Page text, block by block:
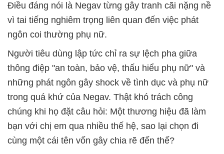
Điều đáng nói là Negav từng gây tranh cãi nặng nề
vì tai tiếng nghiêm trọng liên quan đến việc phát
ngôn coi thường phụ nữ.
Người tiêu dùng lập tức chỉ ra sự lệch pha giữa
thông điệp "an toàn, bảo vệ, thấu hiểu phụ nữ" và
những phát ngôn gây shock về tình dục và phụ nữ
trong quá khứ của Negav. Thật khó trách công
chúng khi họ đặt câu hỏi: Một thương hiệu đã làm
bạn với chị em qua nhiều thế hệ, sao lại chọn đi
cùng một cái tên vốn gây chia rẽ đến thế?